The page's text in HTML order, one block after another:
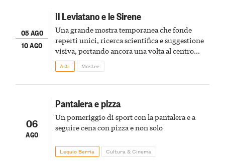
05 AGO
10 AGO
Il Leviatano e le Sirene
Una grande mostra temporanea che fonde
reperti unici, ricerca scientifica e suggestione
visiva, portando ancora una volta al centro
della scena le meraviglie del passato astigiano
Asti Mostre
06
AGO
Pantalera e pizza
Un pomeriggio di sport con la pantalera e a
seguire cena con pizza e non solo
Lequio Berria Cultura & Cinema